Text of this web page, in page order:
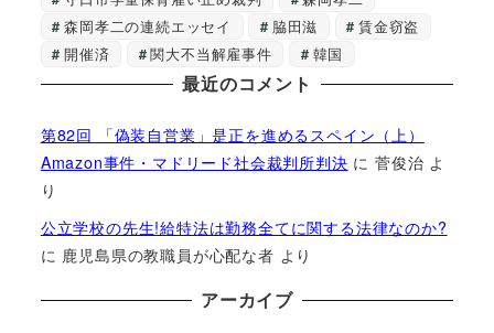
森岡孝二の連続エッセイ
脇田滋
賃金窃盗
開催済
関大不当解雇事件 韓国
最近のコメント
第82回 「偽装自営業」是正を進めるスペイン（上）
Amazon事件・マドリード社会裁判所判決 に菅俊治 よ
り
公立学校の先生!給特法は勤務全てに関する法律なのか?
に 鹿児島県の教職員が心配な者 より
アーカイブ